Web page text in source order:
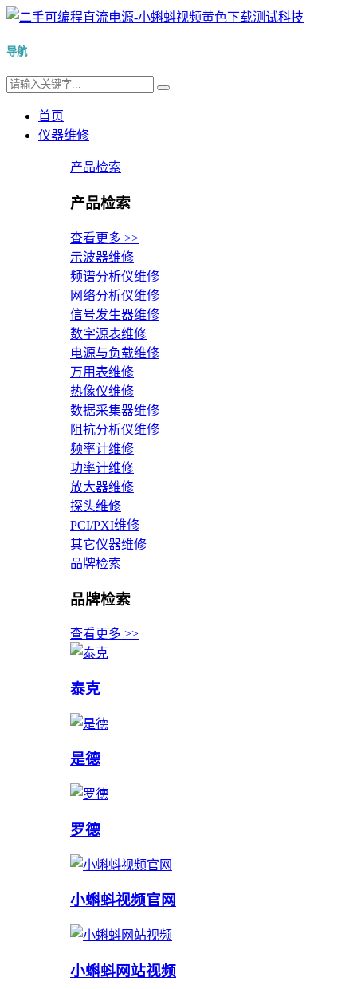
导航
首页
仪器维修
产品检索
产品检索
查看更多 >>
示波器维修
频谱分析仪维修
网络分析仪维修
信号发生器维修
数字源表维修
电源与负载维修
万用表维修
热像仪维修
数据采集器维修
阻抗分析仪维修
频率计维修
功率计维修
放大器维修
探头维修
PCI/PXI维修
其它仪器维修
品牌检索
品牌检索
查看更多 >>
泰克
是德
罗德
小蝌蚪视频官网
小蝌蚪网站视频